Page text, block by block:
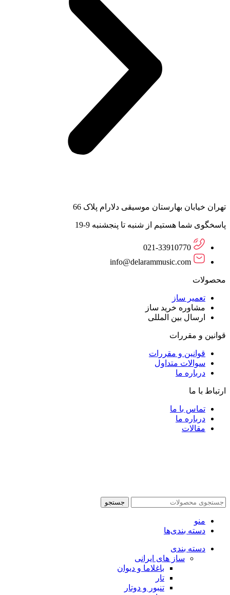
تهران خیابان بهارستان موسیقی دلارام پلاک 66
پاسخگوی شما هستیم از شنبه تا پنجشنبه 9-19
021-33910770
info@delarammusic.com
محصولات
تعمیر ساز
مشاوره خرید ساز
ارسال بین المللی
قوانین و مقررات
قوانین و مقررات
سوالات متداول
درباره ما
ارتباط با ما
تماس با ما
درباره ما
مقالات
جستجو
منو
دسته بندی‌ها
دسته بندی
ساز های ایرانی
باغلاما و دیوان
تار
تنبور و دوتار